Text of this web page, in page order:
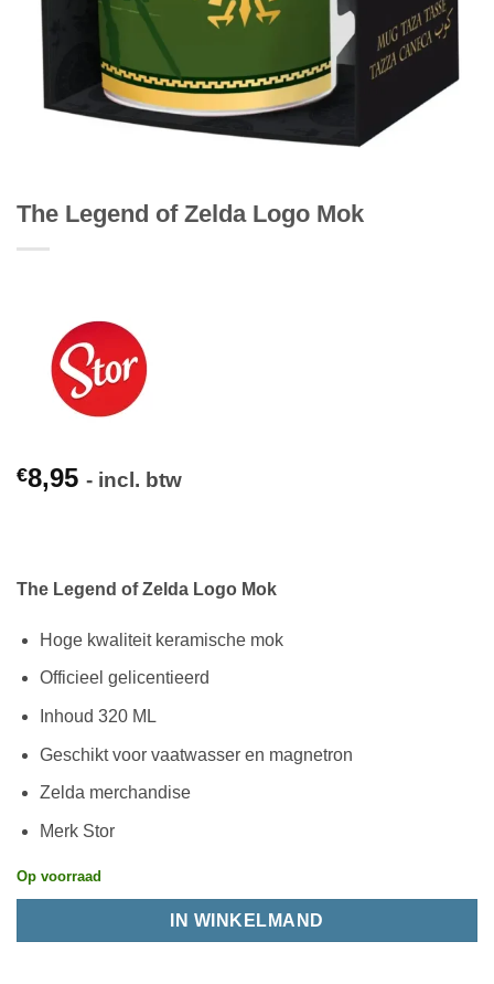
The Legend of Zelda Logo Mok
€8,95 - incl. btw
The Legend of Zelda Logo Mok
Hoge kwaliteit keramische mok
Officieel gelicentieerd
Inhoud 320 ML
Geschikt voor vaatwasser en magnetron
Zelda merchandise
Merk Stor
Op voorraad
IN WINKELMAND